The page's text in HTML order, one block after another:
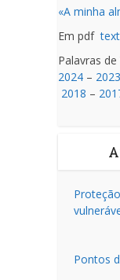
«A minha
Em pdf
Palavras
2024 – 2023
2018 –
Pontos